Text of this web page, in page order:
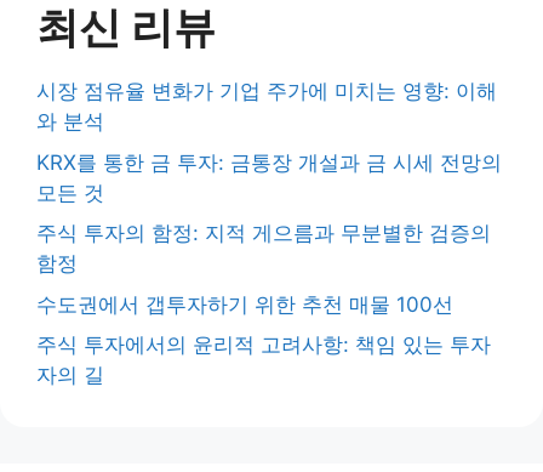
최신 리뷰
시장 점유율 변화가 기업 주가에 미치는 영향: 이해
와 분석
KRX를 통한 금 투자: 금통장 개설과 금 시세 전망의
모든 것
주식 투자의 함정: 지적 게으름과 무분별한 검증의
함정
수도권에서 갭투자하기 위한 추천 매물 100선
주식 투자에서의 윤리적 고려사항: 책임 있는 투자
자의 길